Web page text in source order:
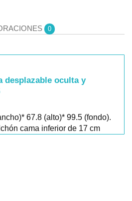
0
desplazable oculta y
67.8 (alto)* 99.5 (fondo).
cama inferior de 17 cm
de muebles en Las
encontrarás una amplia